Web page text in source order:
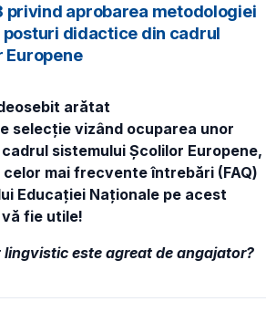
privind aprobarea metodologiei
didactice din cadrul
Europene
arătat
selecție vizând ocuparea unor
sistemului Școlilor Europene,
mai frecvente întrebări (FAQ)
Educației Naționale pe acest
fie utile!
lingvistic este agreat de angajator?